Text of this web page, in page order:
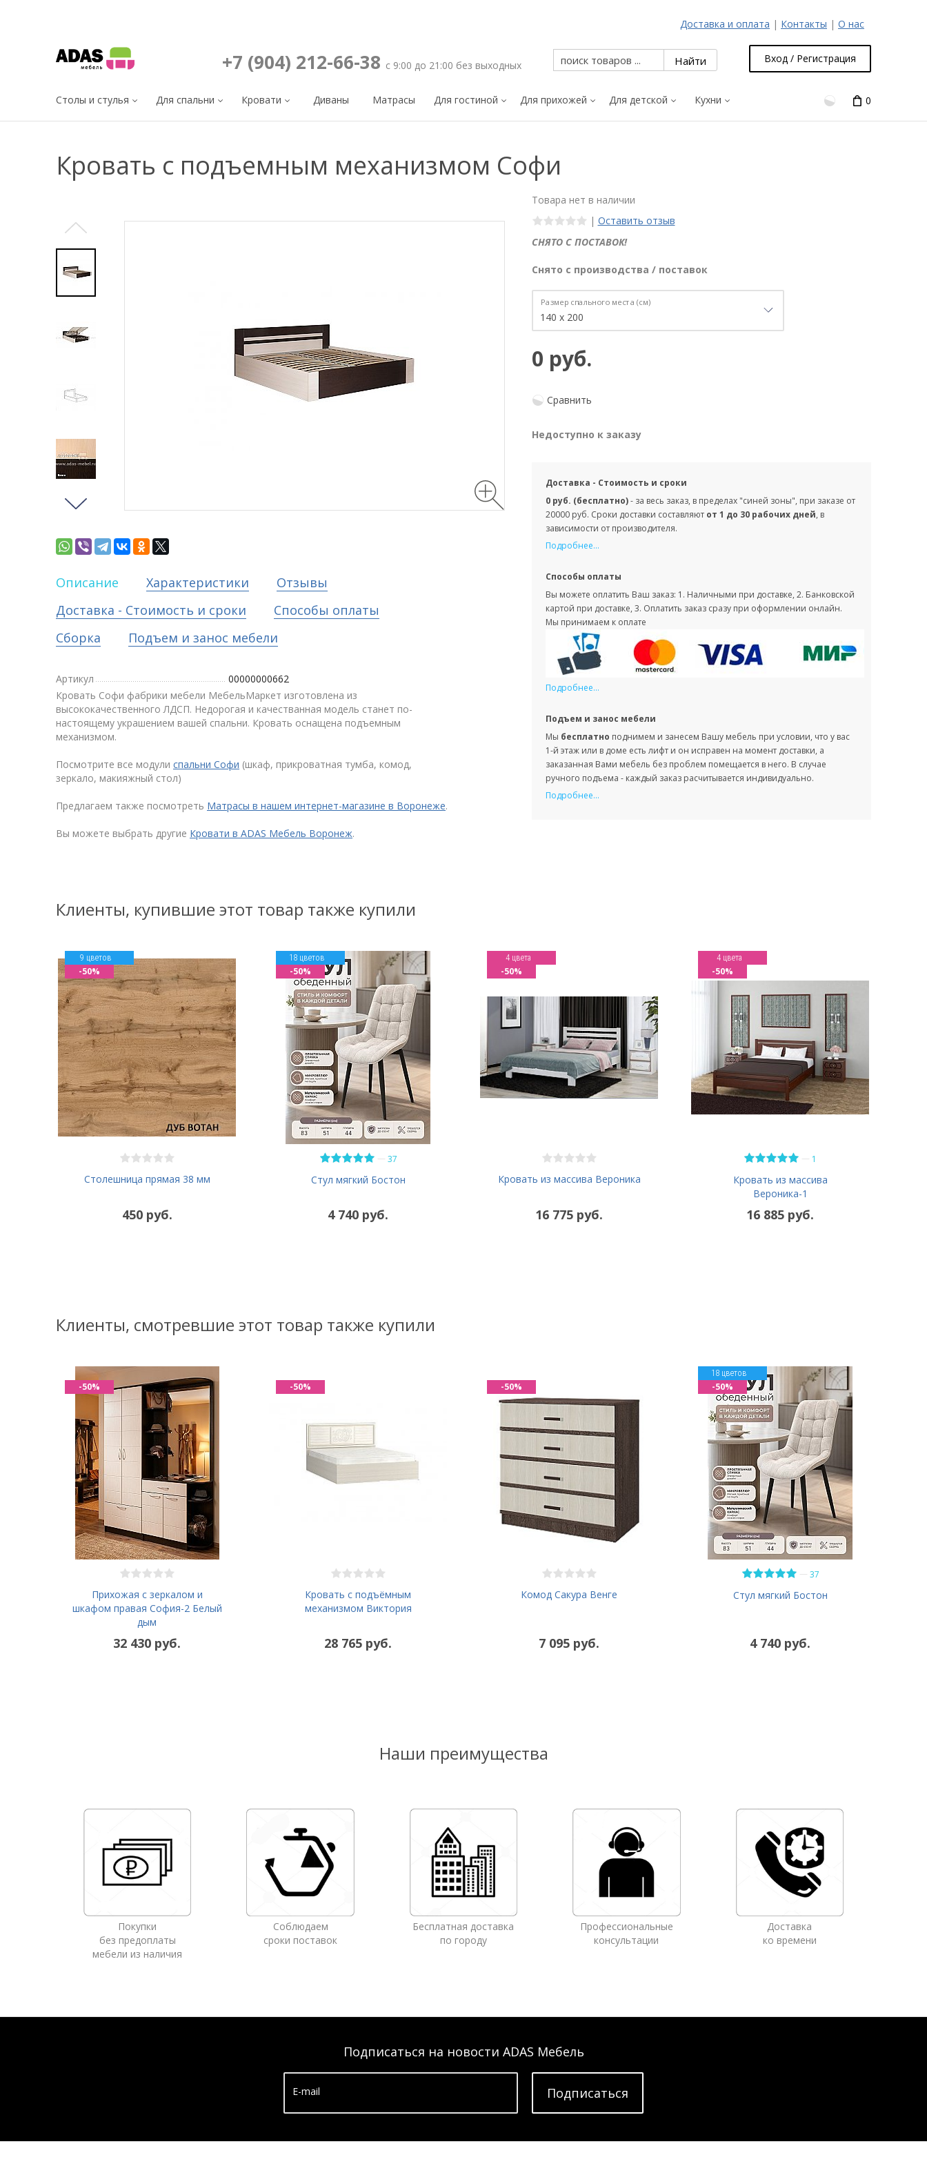
Доставка и оплата | Контакты | О нас
+7 (904) 212-66-38 с 9:00 до 21:00 без выходных
Вход / Регистрация
Столы и стулья Для спальни Кровати Диваны Матрасы Для гостиной Для прихожей Для детской Кухни 0
Кровать с подъемным механизмом Софи
Товара нет в наличии
| Оставить отзыв
СНЯТО С ПОСТАВОК!
Снято с производства / поставок
Размер спального места (см)
0 руб.
Сравнить
Недоступно к заказу
Доставка - Стоимость и сроки
0 руб. (бесплатно)- за весь заказ, в пределах "синей зоны", при заказе от
20000 руб. Сроки доставки составляют от 1 до 30 рабочих дней, в
зависимости от производителя.
Подробнее...
Способы оплаты
Вы можете оплатить Ваш заказ: 1. Наличными при доставке, 2. Банковской
картой при доставке, 3. Оплатить заказ сразу при оформлении онлайн.
Мы принимаем к оплате
Подробнее...
Подъем и занос мебели
Мы бесплатно поднимем и занесем Вашу мебель при условии, что у вас
1-й этаж или в доме есть лифт и он исправен на момент доставки, а
заказанная Вами мебель без проблем помещается в него. В случае
ручного подъема - каждый заказ расчитывается индивидуально.
Подробнее...
Описание Характеристики
Отзывы
Доставка - Стоимость и сроки
Способы оплаты
Сборка
Подъем и занос мебели
Артикул
00000000662
Кровать Софи фабрики мебели МебельМаркет изготовлена из
высококачественного ЛДСП. Недорогая и качестванная модель станет по-
настоящему украшением вашей спальни. Кровать оснащена подъемным
механизмом.
Посмотрите все модули спальни Софи (шкаф, прикроватная тумба, комод,
зеркало, макияжный стол)
Предлагаем также посмотреть Матрасы в нашем интернет-магазине в Воронеже.
Вы можете выбрать другие Кровати в ADAS Мебель Воронеж.
Клиенты, купившие этот товар также купили
Столешница прямая 38 мм
9 цветов
450 руб.
-50%
— 37
Стул мягкий Бостон
18 цветов
4 740 руб.
-50%
Кровать из массива Вероника
4 цвета
16 775 руб.
-50%
— 1
Кровать из массива
Вероника-1
4 цвета
16 885 руб.
-50%
Клиенты, смотревшие этот товар также купили
Прихожая с зеркалом и
шкафом правая София-2 Белый
дым
32 430 руб.
-50%
Кровать с подъёмным
механизмом Виктория
28 765 руб.
-50%
Комод Сакура Венге
7 095 руб.
-50%
— 37
Стул мягкий Бостон
18 цветов
4 740 руб.
-50%
Наши преимущества
Покупки
без предоплаты
мебели из наличия
Соблюдаем
сроки поставок
Бесплатная доставка
по городу
Профессиональные
консультации
Доставка
ко времени
Подписаться на новости ADAS Мебель
E-mail Подписатьcя